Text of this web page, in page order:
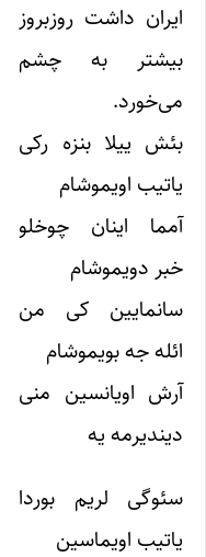
ایران داشت روزبروز
بیشتر به چشم
می‌خورد.
بئش ییلا بنزه رکی
یاتیب اویموشام
آمما اینان چوخلو
خبر دویموشام
سانمایین کی من
ائله جه بویموشام
آرش اویانسین منی
دیندیرمه یه
سئوگی لریم بوردا
یاتیب اویماسین